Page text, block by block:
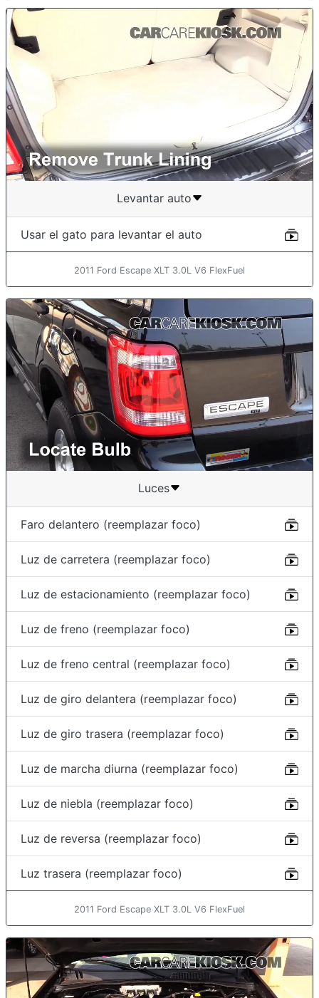
Levantar auto
Usar el gato para levantar el auto
2011 Ford Escape XLT 3.0L V6 FlexFuel
Luces
Faro delantero (reemplazar foco)
Luz de carretera (reemplazar foco)
Luz de estacionamiento (reemplazar foco)
Luz de freno (reemplazar foco)
Luz de freno central (reemplazar foco)
Luz de giro delantera (reemplazar foco)
Luz de giro trasera (reemplazar foco)
Luz de marcha diurna (reemplazar foco)
Luz de niebla (reemplazar foco)
Luz de reversa (reemplazar foco)
Luz trasera (reemplazar foco)
2011 Ford Escape XLT 3.0L V6 FlexFuel